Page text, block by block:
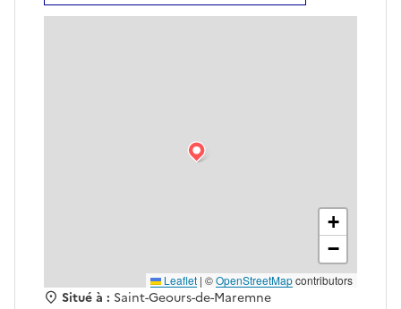
+
−
Leaflet | ©OpenStreetMapcontributors
Situé à : Saint-Geours-de-Maremne